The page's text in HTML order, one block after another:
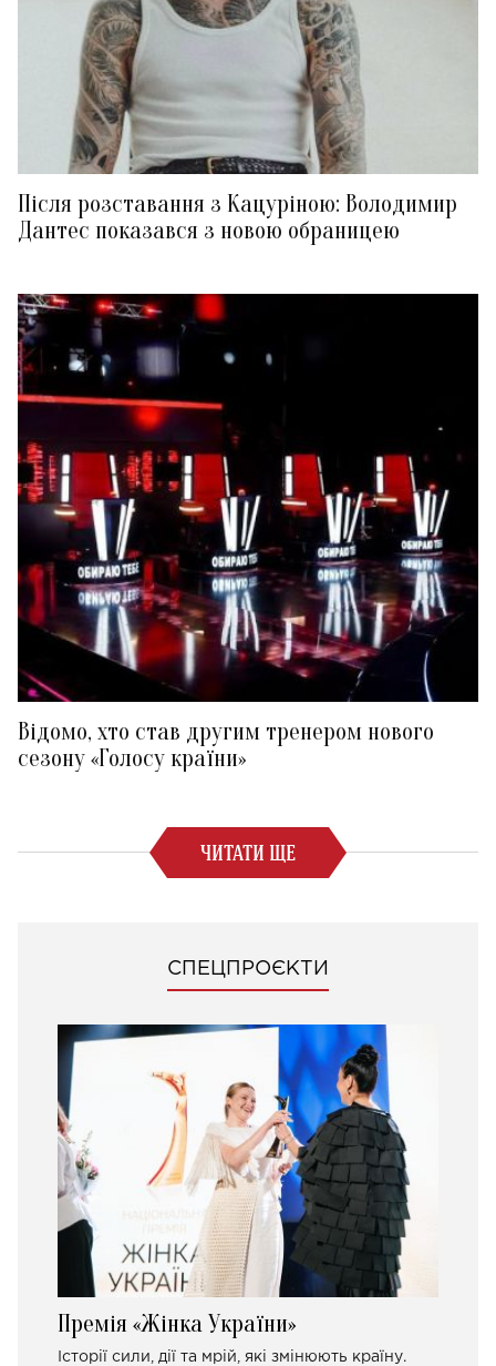
Після розставання з Кацуріною: Володимир
Дантес показався з новою обраницею
Відомо, хто став другим тренером нового
сезону «Голосу країни»
ЧИТАТИ ЩЕ
СПЕЦПРОЄКТИ
Премія «Жінка України»
Історії сили, дії та мрій, які змінюють країну.